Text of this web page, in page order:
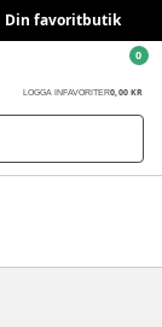
Din favoritbutik
LOGGA IN FAVORITER0,00 KR
0